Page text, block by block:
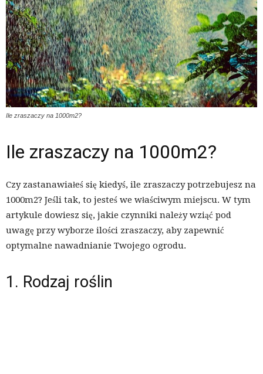
Ile zraszaczy na 1000m2?
Ile zraszaczy na 1000m2?
Czy zastanawiałeś się kiedyś, ile zraszaczy potrzebujesz na
1000m2? Jeśli tak, to jesteś we właściwym miejscu. W tym
artykule dowiesz się, jakie czynniki należy wziąć pod
uwagę przy wyborze ilości zraszaczy, aby zapewnić
optymalne nawadnianie Twojego ogrodu.
1. Rodzaj roślin